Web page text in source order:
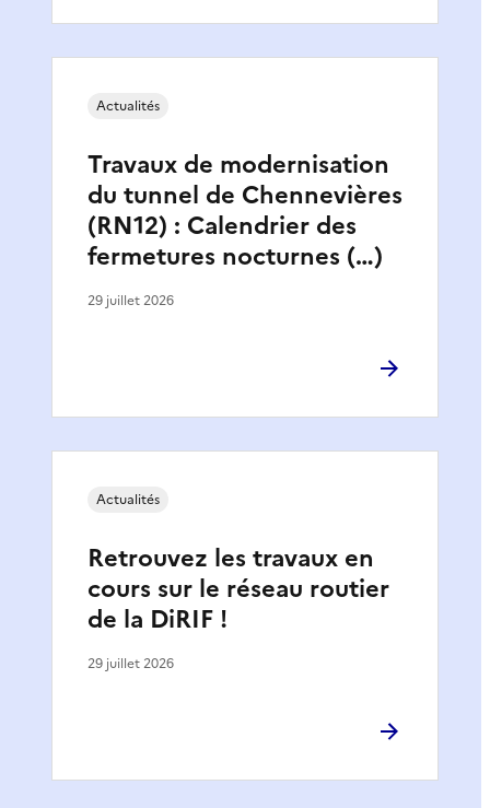
Travaux de modernisation
du tunnel de Chennevières
(RN12) : Calendrier des
fermetures nocturnes (…)
Actualités
29 juillet 2026
Retrouvez les travaux en
cours sur le réseau routier
de la DiRIF !
Actualités
29 juillet 2026